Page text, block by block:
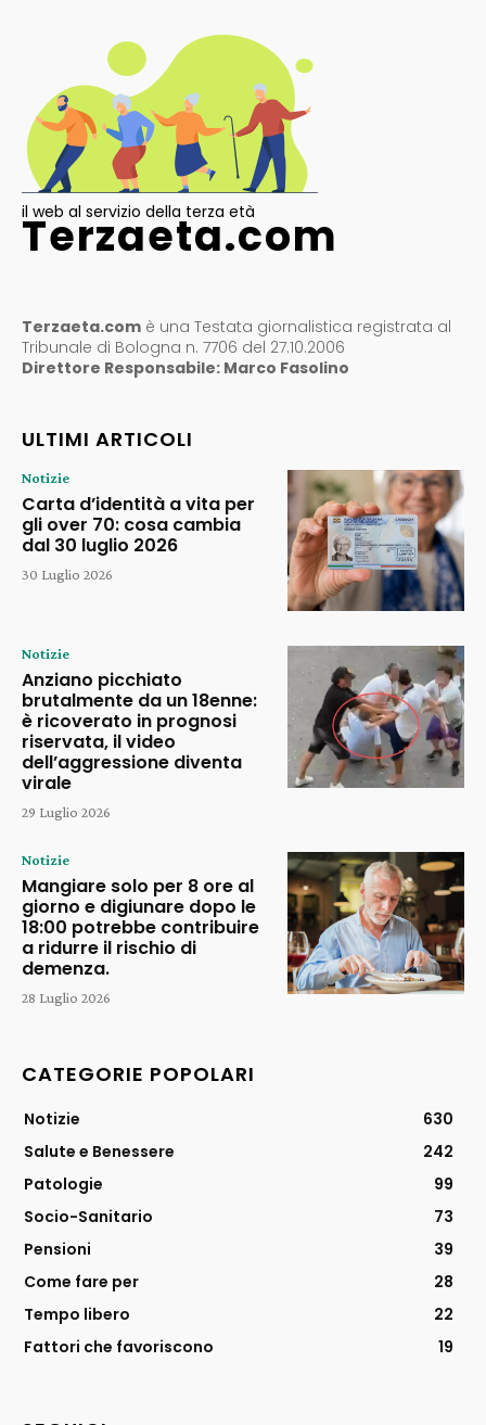
il web al servizio della terza età
Terzaeta.com
Terzaeta.com è una Testata giornalistica registrata al
Tribunale di Bologna n. 7706 del 27.10.2006
Direttore Responsabile: Marco Fasolino
ULTIMI ARTICOLI
Notizie
Carta d’identità a vita per
gli over 70: cosa cambia
dal 30 luglio 2026
30 Luglio 2026
Notizie
Anziano picchiato
brutalmente da un 18enne:
è ricoverato in prognosi
riservata, il video
dell’aggressione diventa
virale
29 Luglio 2026
Notizie
Mangiare solo per 8 ore al
giorno e digiunare dopo le
18:00 potrebbe contribuire
a ridurre il rischio di
demenza.
28 Luglio 2026
CATEGORIE POPOLARI
Notizie
630
Salute e Benessere
242
Patologie
99
Socio-Sanitario
73
Pensioni
39
Come fare per
28
Tempo libero
22
Fattori che favoriscono
19